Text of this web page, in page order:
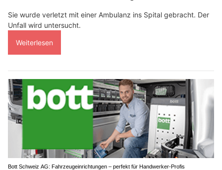
Sie wurde verletzt mit einer Ambulanz ins Spital gebracht. Der
Unfall wird untersucht.
Weiterlesen
Bott Schweiz AG: Fahrzeugeinrichtungen – perfekt für Handwerker-Profis